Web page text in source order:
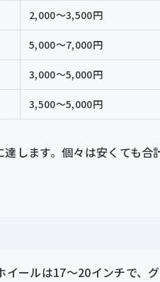
2,000〜3,500円
5,000〜7,000円
3,000〜5,000円
3,500〜5,000円
します。個々は安くても
ールは17〜20インチで、グ